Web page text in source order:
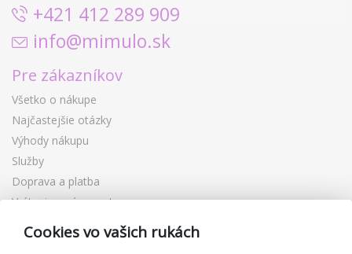
+421 412 289 909
info@mimulo.sk
Pre zákazníkov
Všetko o nákupe
Najčastejšie otázky
Výhody nákupu
Služby
Doprava a platba
Vrátenie a výmena tovaru
Reklamácia
Darčekové poukážky
Cookies vo vašich rukách